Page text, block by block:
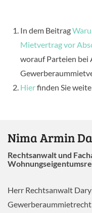
In dem Beitrag
Mietvertrag vor
worauf Parteien bei
Hierfinden Sie
Nima Armin
Rechtsanwalt und
Herr Rechtsanwalt